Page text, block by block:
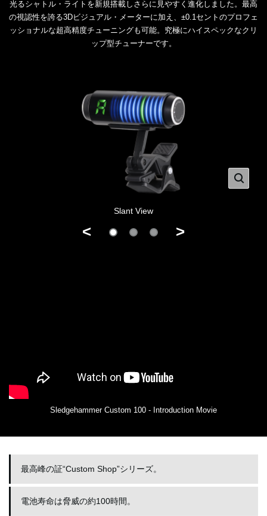
光るシャトル・ライトを新規搭載しさらに見やすく進化しました。最高
の視認性を誇る3Dビジュアル・メーターに加え、±0.1セントのプロフェ
ッショナルな超高精度チューニングも可能。究極にハイスペックなクリ
ップ型チューナーです。
Slant View
< >
Sledgehammer Custom 100 - Introduction Movie
最高峰の証“Custom Shop”シリーズ。
電池寿命は脅威の約100時間。